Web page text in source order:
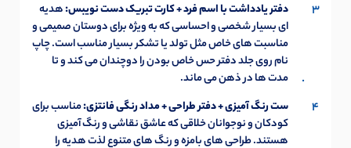
دفتر یادداشت با اسم فرد + کارت تبریک دست نویبس:هدیه
ای بسیار شخصی و احساسی که به ویژه برای دوستان صمیمی و
مناسبت های خاص مثل تولد یا تشکر بسیار مناسب است. چاپ
نام روی جلد دفتر حس خاص بودن را دوچندان می کند و تا
مدت ها در ذهن می ماند.
ست رنگ آمیزی + دفتر طراحی + مداد رنگی فانتزی:مناسب برای
کودکان و نوجوانان خلاقی که عاشق نقاشی و رنگ آمیزی
هستند. طراحی های بامزه و رنگ های متنوع لذت هدیه را